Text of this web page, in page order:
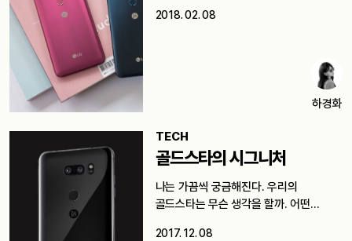
2018. 02. 08
하경화
TECH
골드스타의 시그니처
나는 가끔씩 궁금해진다. 우리의
골드스타는 무슨 생각을 할까. 어떤
2017. 12. 08